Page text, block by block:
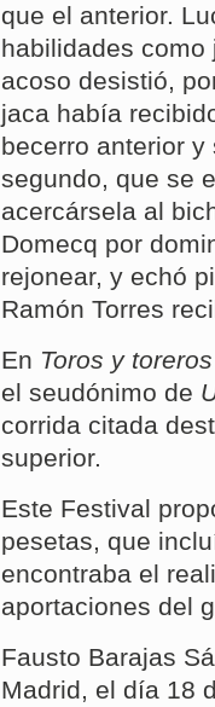
que el anterior.
habilidades
acoso desistió,
jaca había
becerro anterior
segundo, que se
acercársela al
Domecq por
rejonear, y echó
Ramón Torres
En Toros y
el seudónimo de
corrida citada
superior.
Este Festival
pesetas, que
encontraba el
aportaciones del
Fausto Barajas
Madrid, el día 18